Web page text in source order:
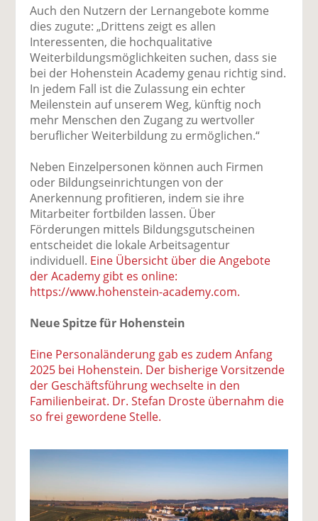
Auch den Nutzern der Lernangebote komme
dies zugute: „Drittens zeigt es allen
Interessenten, die hochqualitative
Weiterbildungsmöglichkeiten suchen, dass sie
bei der Hohenstein Academy genau richtig sind.
In jedem Fall ist die Zulassung ein echter
Meilenstein auf unserem Weg, künftig noch
mehr Menschen den Zugang zu wertvoller
beruflicher Weiterbildung zu ermöglichen.“
Neben Einzelpersonen können auch Firmen
oder Bildungseinrichtungen von der
Anerkennung profitieren, indem sie ihre
Mitarbeiter fortbilden lassen. Über
Förderungen mittels Bildungsgutscheinen
entscheidet die lokale Arbeitsagentur
individuell. Eine Übersicht über die Angebote
der Academy gibt es online:
https://www.hohenstein-academy.com.
Neue Spitze für Hohenstein
Eine Personaländerung gab es zudem Anfang
2025 bei Hohenstein. Der bisherige Vorsitzende
der Geschäftsführung wechselte in den
Familienbeirat. Dr. Stefan Droste übernahm die
so frei gewordene Stelle.